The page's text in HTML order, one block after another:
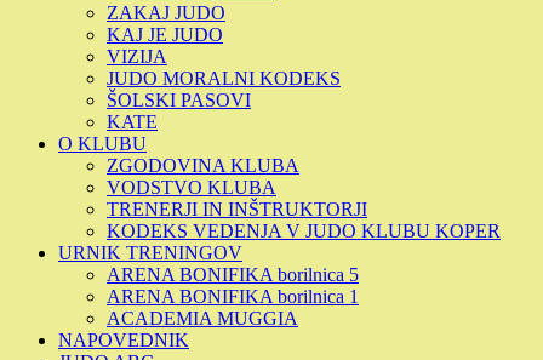
ZAKAJ JUDO
KAJ JE JUDO
VIZIJA
JUDO MORALNI KODEKS
ŠOLSKI PASOVI
KATE
O KLUBU
ZGODOVINA KLUBA
VODSTVO KLUBA
TRENERJI IN INŠTRUKTORJI
KODEKS VEDENJA V JUDO KLUBU KOPER
URNIK TRENINGOV
ARENA BONIFIKA borilnica 5
ARENA BONIFIKA borilnica 1
ACADEMIA MUGGIA
NAPOVEDNIK